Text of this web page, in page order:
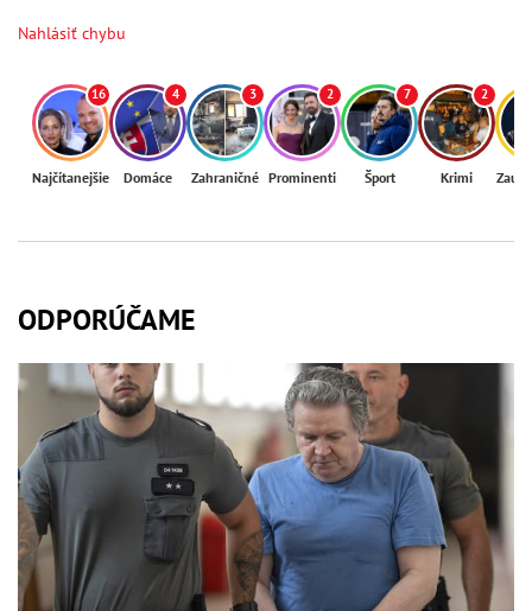
Nahlásiť chybu
16
Najčítanejšie
4
Domáce
3
Zahraničné
2
Prominenti
7
Šport
2
Krimi
ODPORÚČAME